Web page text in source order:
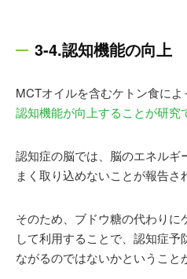
3-4.認知機能の向上
MCTオイルを含むケトン食によ
認知機能が向上することが研究
認知症の脳では、脳のエネルギ
まく取り込めないことが報告さ
そのため、ブドウ糖の代わりに
して利用することで、認知症
ながるのではないかということ